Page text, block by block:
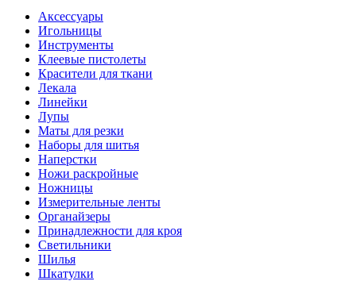
Аксессуары
Игольницы
Инструменты
Клеевые пистолеты
Красители для ткани
Лекала
Линейки
Лупы
Маты для резки
Наборы для шитья
Наперстки
Ножи раскройные
Ножницы
Измерительные ленты
Органайзеры
Принадлежности для кроя
Светильники
Шилья
Шкатулки